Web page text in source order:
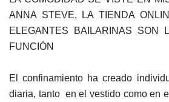
ANNA STEVE, LA TIENDA
ELEGANTES BAILARINAS SON
FUNCIÓN
El confinamiento ha creado
diaria, tanto en el vestido como en